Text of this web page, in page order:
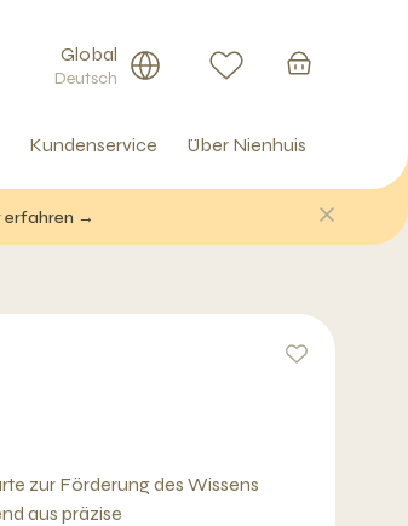
Global
Deutsch
Kundenservice Über Nienhuis
erfahren →
zur Förderung des Wissens
aus präzise